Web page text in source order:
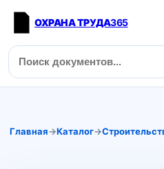
ОХРАНА ТРУДА365
Главная→Каталог→